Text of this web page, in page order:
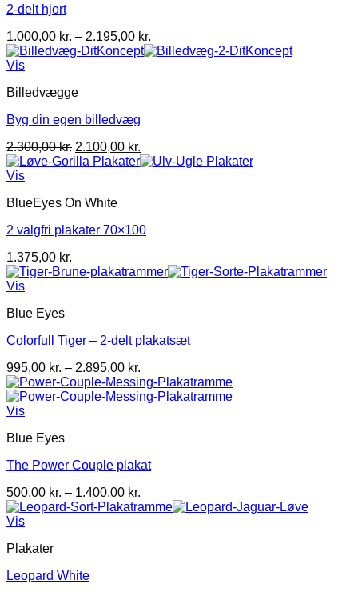
2-delt hjort
1.000,00 kr. – 2.195,00 kr.
1.000,00 kr.
Vis
Billedvægge
Byg din egen billedvæg
2.300,00kr. Den
oprindelige
2.300,00 kr..
2.100,00 kr.
aktuelle
Vis
BlueEyes On White
2 valgfri plakater 70×100
1.375,00 kr.
Vis
Blue Eyes
Colorfull Tiger – 2-delt plakatsæt
995,00 kr. – 2.895,00 kr.
995,00 kr.
til
Vis
Blue Eyes
The Power Couple plakat
500,00 kr. – 1.400,00 kr.
500,00 kr.
Vis
Plakater
Leopard White